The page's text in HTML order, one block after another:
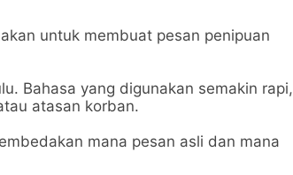
untuk membuat pesan penipuan
Bahasa yang digunakan semakin rapi,
atasan korban.
mana pesan asli dan mana